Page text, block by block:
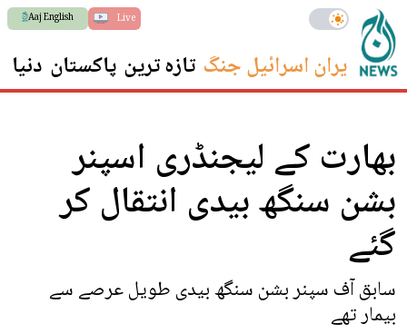
Live
Aaj English
ایران اسرائیل جنگ تازہ ترین پاکستان دنیا
بھارت کے لیجنڈری اسپنر
بشن سنگھ بیدی انتقال کر
گئے
سابق آف سپنر بشن سنگھ بیدی طویل عرصے سے
بیمار تھے